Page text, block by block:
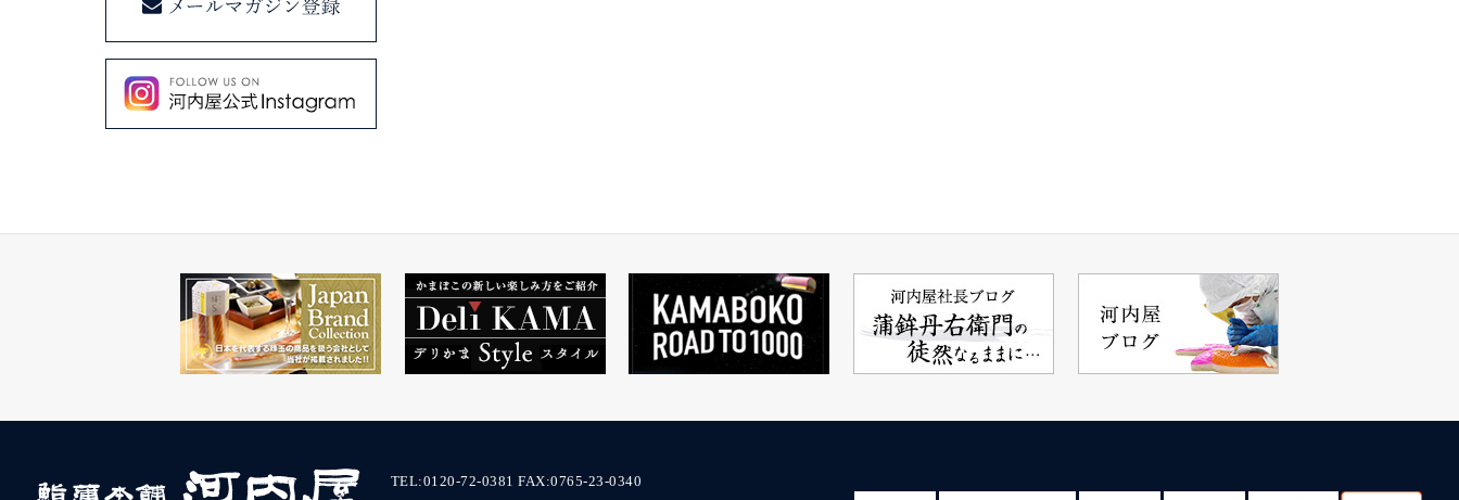
TEL:0120-72-0381 FAX:0765-23-0340